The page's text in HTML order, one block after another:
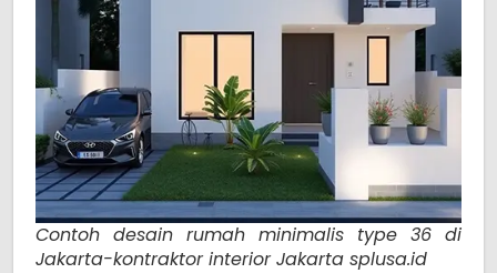
Contoh desain rumah minimalis type 36 di
Jakarta-kontraktor interior Jakarta splusa.id